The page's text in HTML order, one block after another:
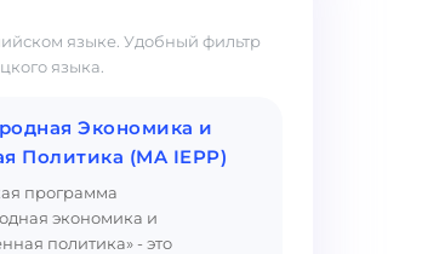
языке. Удобный фильтр
языка.
Экономика и
Политика (MA IEPP)
программа
экономика и
политика» - это